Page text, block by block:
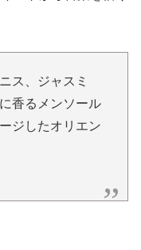
ス、ジャスミ
香るメンソール
ジしたオリエン